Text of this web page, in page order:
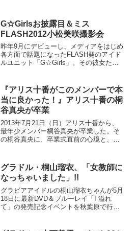
G☆Girlsお披露目＆ミス
FLASH2012小松美咲撮影会
昨年9月にデビューし、メディアをはじめ
各方面で話題になったFLASH発のアイド
ルユニット「G☆Girls」。その彼女たち
魅せるアイドルユニットとミスFLASH...
『アリス十番がこのメンバーで本
当に良かった！』アリス十番の桐
谷真央が卒業
2013年7月21日（日）アリス十番から、
最年少メンバー桐谷真央が卒業した。そ
の桐谷真央に、卒業式直前の心境と、ア
の原点から教えて下さい。【桐谷真央】
アリスプロ...
グラドル・桐山瑠衣、「女教師に
なっちゃいました」!!
グラビアアイドルの桐山瑠衣ちゃんが5月
18日に最新DVD＆ブルーレイ「I 溢れ
て」の発売記念イベントを秋葉原で行っ